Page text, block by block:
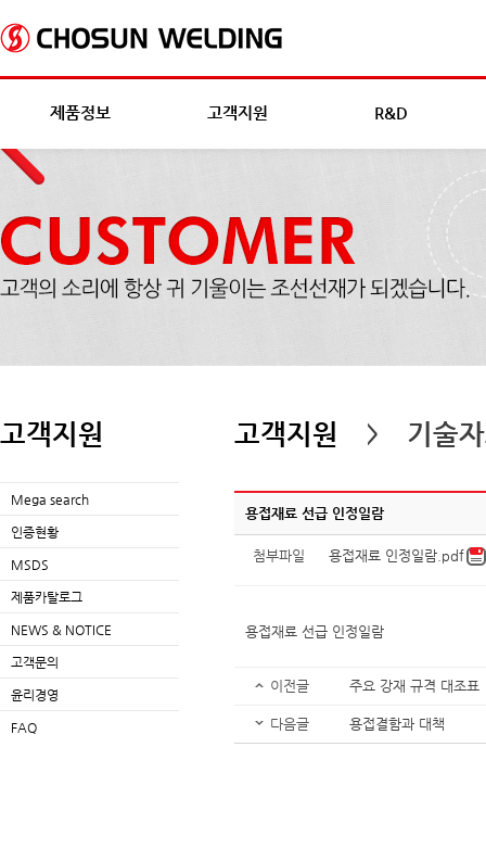
제품정보 고객지원 R&D
고객지원
Mega search
인증현황
MSDS
제품카탈로그
NEWS & NOTICE
고객문의
윤리경영
FAQ
고객지원 > 기술
용접재료 선급 인정일람
첨부파일 용접재료 인정일람.pdf
용접재료 선급 인정일람
이전글 주요 강재 규격 대조표
다음글 용접결함과 대책